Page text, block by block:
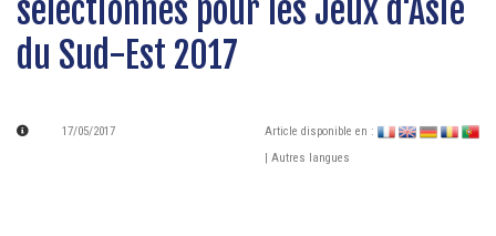
sélectionnés pour les Jeux d'Asie
du Sud-Est 2017
17/05/2017
Article disponible en :
| Autres langues